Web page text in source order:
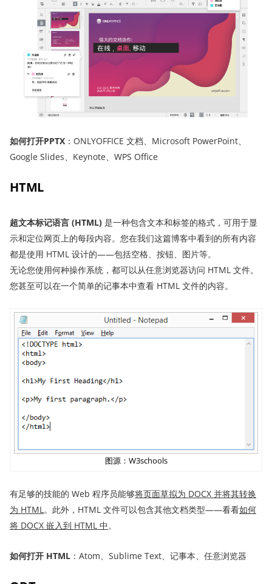
如何打开PPTX ：ONLYOFFICE 文档、Microsoft PowerPoint、
Google Slides、Keynote、WPS Office
HTML
超文本标记语言 (HTML) 是一种包含文本和标签的格式，可用于显
示和定位网页上的每段内容。您在我们这篇博客中看到的所有内容
都是使用 HTML 设计的——包括空格、按钮、图片等。
无论您使用何种操作系统，都可以从任意浏览器访问 HTML 文件。
您甚至可以在一个简单的记事本中查看 HTML 文件的内容。
图源：W3schools
有足够的技能的 Web 程序员能够将页面草拟为 DOCX 并将其转换
为 HTML。此外，HTML 文件可以包含其他文档类型——看看如何
将 DOCX 嵌入到 HTML 中。
如何打开 HTML ：Atom、Sublime Text、记事本、任意浏览器